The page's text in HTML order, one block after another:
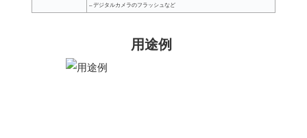
– デジタルカメラのフラッシュなど
用途例